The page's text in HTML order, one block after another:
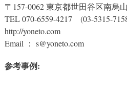
〒157-0062 東京都世田谷区南烏
TEL 070-6559-4217 (03-5315-
http://yoneto.com
Email ： s@yoneto.com
参考事例: